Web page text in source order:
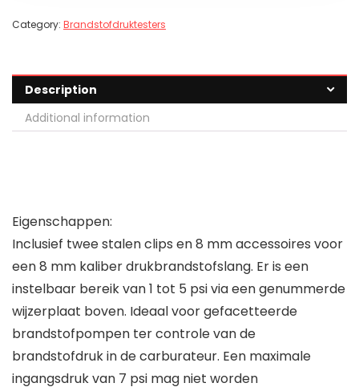
Category: Brandstofdruktesters
Description
Additional information
Eigenschappen:
Inclusief twee stalen clips en 8 mm accessoires voor
een 8 mm kaliber drukbrandstofslang. Er is een
instelbaar bereik van 1 tot 5 psi via een genummerde
wijzerplaat boven. Ideaal voor gefacetteerde
brandstofpompen ter controle van de
brandstofdruk in de carburateur. Een maximale
ingangsdruk van 7 psi mag niet worden